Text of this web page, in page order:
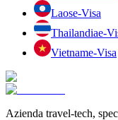
Laose-Visa
Thailandiae-
Vietname-Visa
Azienda travel-tech,